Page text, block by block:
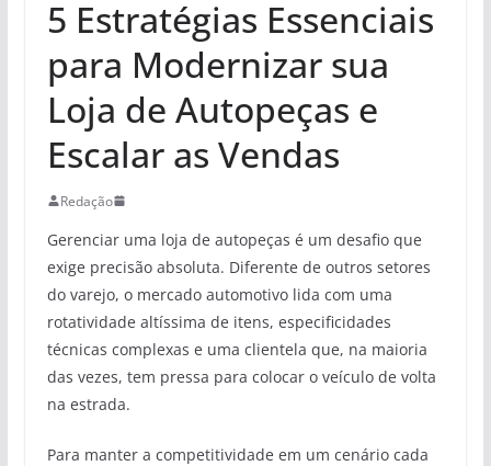
5 Estratégias Essenciais
para Modernizar sua
Loja de Autopeças e
Escalar as Vendas
Redação
Gerenciar uma loja de autopeças é um desafio que
exige precisão absoluta. Diferente de outros setores
do varejo, o mercado automotivo lida com uma
rotatividade altíssima de itens, especificidades
técnicas complexas e uma clientela que, na maioria
das vezes, tem pressa para colocar o veículo de volta
na estrada.
Para manter a competitividade em um cenário cada